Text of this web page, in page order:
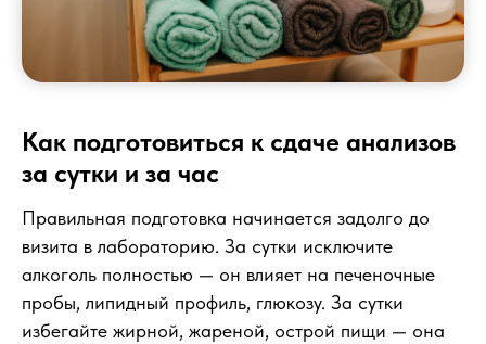
Как подготовиться к сдаче анализов
за сутки и за час
Правильная подготовка начинается задолго до
визита в лабораторию. За сутки исключите
алкоголь полностью — он влияет на печеночные
пробы, липидный профиль, глюкозу. За сутки
избегайте жирной, жареной, острой пищи — она